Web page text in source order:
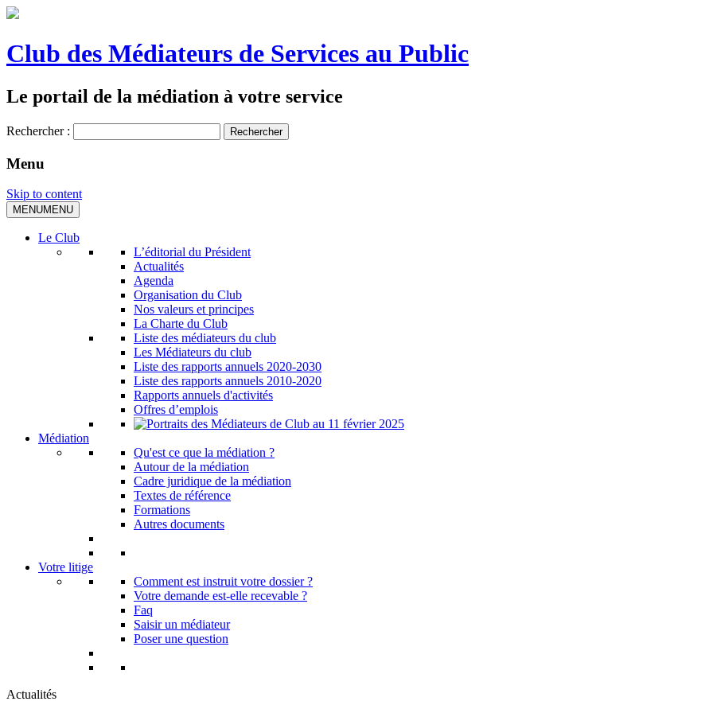
Club des Médiateurs de Services au Public
Le portail de la médiation à votre service
Rechercher :
Menu
Skip to content
MENUMENU
Le Club
L’éditorial du Président
Actualités
Agenda
Organisation du Club
Nos valeurs et principes
La Charte du Club
Liste des médiateurs du club
Les Médiateurs du club
Liste des rapports annuels 2020-2030
Liste des rapports annuels 2010-2020
Rapports annuels d'activités
Offres d’emplois
Médiation
Qu'est ce que la médiation ?
Autour de la médiation
Cadre juridique de la médiation
Textes de référence
Formations
Autres documents
Votre litige
Comment est instruit votre dossier ?
Votre demande est-elle recevable ?
Faq
Saisir un médiateur
Poser une question
Actualités